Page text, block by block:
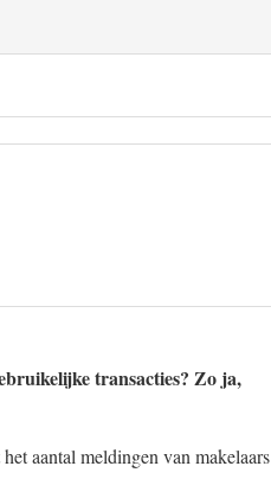
transacties? Zo ja,
aantal meldingen van makelaars